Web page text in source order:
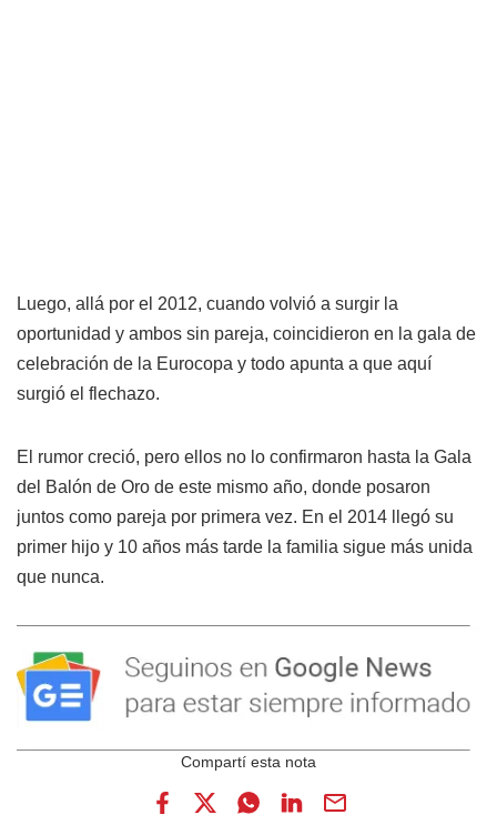
Luego, allá por el 2012, cuando volvió a surgir la
oportunidad y ambos sin pareja, coincidieron en la gala de
celebración de la Eurocopa y todo apunta a que aquí
surgió el flechazo.
El rumor creció, pero ellos no lo confirmaron hasta la Gala
del Balón de Oro de este mismo año, donde posaron
juntos como pareja por primera vez. En el 2014 llegó su
primer hijo y 10 años más tarde la familia sigue más unida
que nunca.